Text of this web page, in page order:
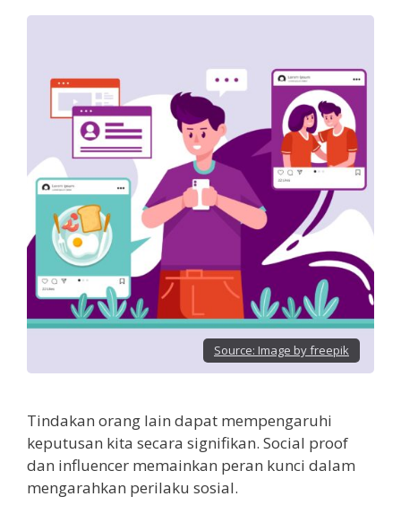
Source: Image by freepik
Tindakan orang lain dapat mempengaruhi
keputusan kita secara signifikan. Social proof
dan influencer memainkan peran kunci dalam
mengarahkan perilaku sosial.